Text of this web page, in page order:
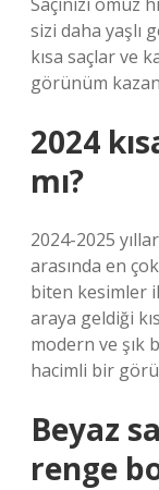
sizi daha yaşlı
kısa saçlar ve
görünüm
2024
mı?
2024-2025
arasında en
biten kesimler
araya geldiği
modern ve şık
hacimli bir
Beyaz
renge